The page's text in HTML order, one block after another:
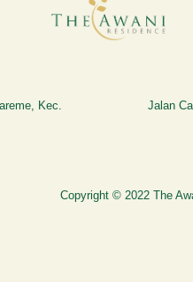
Kec.
Jalan
Copyright © 2022 The